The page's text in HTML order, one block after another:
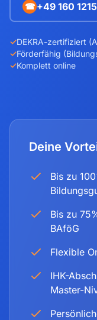
☎ +49 160
✓DEKRA-zertifiziert
✓Förderfähig
✓Komplett online
Deine
Bis zu
Bis zu
BAföG
Flexible
IHK-
Master-